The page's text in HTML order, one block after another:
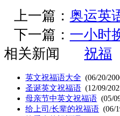
上一篇： 奥运英
下一篇： 一小时
相关新闻
祝福
英文祝福语大全 (06/20/
圣诞英文祝福语 (12/09/
母亲节中英文祝福语 (05/
给上司/长辈的祝福语 (06/